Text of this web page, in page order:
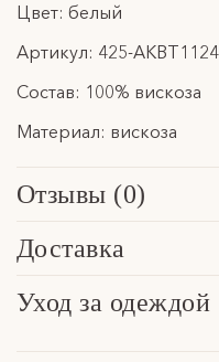
Цвет: белый
Артикул: 425-
Состав: 100% вискоза
Материал: вискоза
Отзывы (0)
Сначала новые
Доставка
Обработка заказа,
передача в указанную
Уход за одеждой